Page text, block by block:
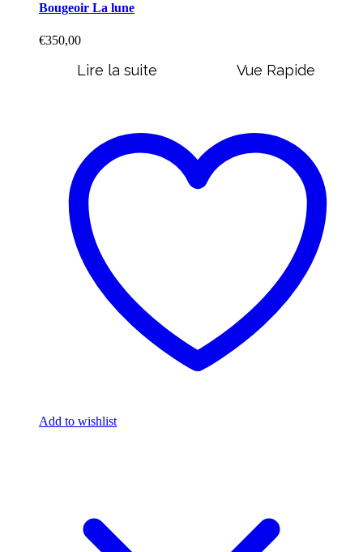
Bougeoir La lune
€350,00
Lire la suite Vue Rapide
Add to wishlist